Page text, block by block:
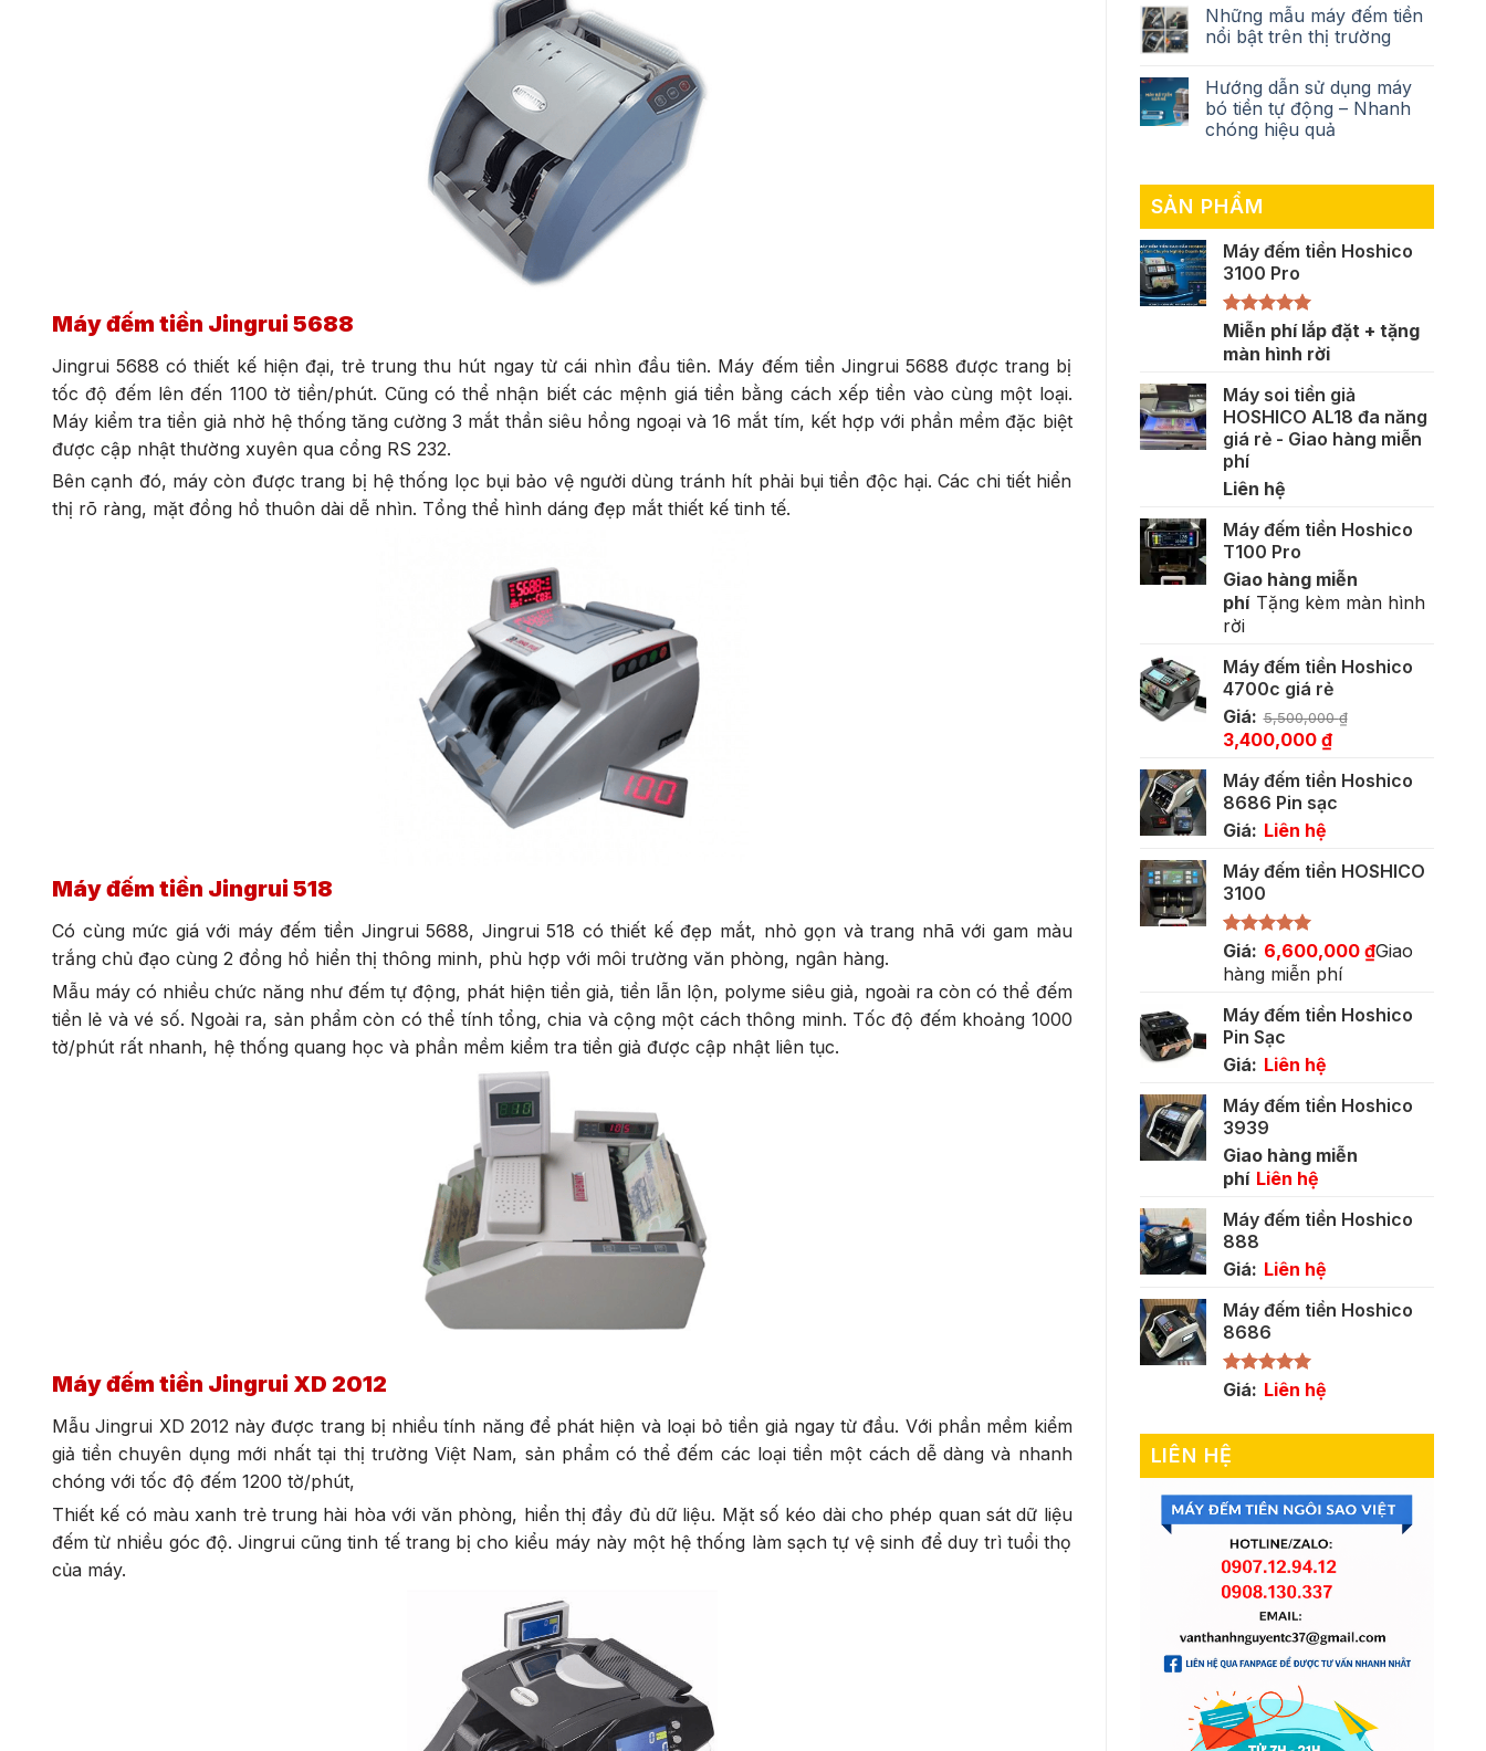
Máy đếm tiền Jingrui 5688
Jingrui 5688 có thiết kế hiện đại, trẻ trung thu hút ngay từ cái nhìn đầu tiên. Máy đếm tiền Jingrui 5688 được trang bị
tốc độ đếm lên đến 1100 tờ tiền/phút. Cũng có thể nhận biết các mệnh giá tiền bằng cách xếp tiền vào cùng một loại.
Máy kiểm tra tiền giả nhờ hệ thống tăng cường 3 mắt thần siêu hồng ngoại và 16 mắt tím, kết hợp với phần mềm đặc biệt
được cập nhật thường xuyên qua cổng RS 232.
Bên cạnh đó, máy còn được trang bị hệ thống lọc bụi bảo vệ người dùng tránh hít phải bụi tiền độc hại. Các chi tiết hiển
thị rõ ràng, mặt đồng hồ thuôn dài dễ nhìn. Tổng thể hình dáng đẹp mắt thiết kế tinh tế.
Máy đếm tiền Jingrui 518
Có cùng mức giá với máy đếm tiền Jingrui 5688, Jingrui 518 có thiết kế đẹp mắt, nhỏ gọn và trang nhã với gam màu
trắng chủ đạo cùng 2 đồng hồ hiển thị thông minh, phù hợp với môi trường văn phòng, ngân hàng.
Mẫu máy có nhiều chức năng như đếm tự động, phát hiện tiền giả, tiền lẫn lộn, polyme siêu giả, ngoài ra còn có thể đếm
tiền lẻ và vé số. Ngoài ra, sản phẩm còn có thể tính tổng, chia và cộng một cách thông minh. Tốc độ đếm khoảng 1000
tờ/phút rất nhanh, hệ thống quang học và phần mềm kiểm tra tiền giả được cập nhật liên tục.
Máy đếm tiền Jingrui XD 2012
Mẫu Jingrui XD 2012 này được trang bị nhiều tính năng để phát hiện và loại bỏ tiền giả ngay từ đầu. Với phần mềm kiểm
giả tiền chuyên dụng mới nhất tại thị trường Việt Nam, sản phẩm có thể đếm các loại tiền một cách dễ dàng và nhanh
chóng với tốc độ đếm 1200 tờ/phút,
Thiết kế có màu xanh trẻ trung hài hòa với văn phòng, hiển thị đầy đủ dữ liệu. Mặt số kéo dài cho phép quan sát dữ liệu
đếm từ nhiều góc độ. Jingrui cũng tinh tế trang bị cho kiểu máy này một hệ thống làm sạch tự vệ sinh để duy trì tuổi thọ
của máy.
Những mẫu máy đếm tiền
nổi bật trên thị trường
Hướng dẫn sử dụng máy
bó tiền tự động – Nhanh
chóng hiệu quả
SẢN PHẨM
Máy đếm tiền Hoshico
3100 Pro
Được xếp
hạng 5.00
5 sao
Miễn phí lắp đặt + tặng
màn hình rời
Máy soi tiền giả
HOSHICO AL18 đa năng
giá rẻ - Giao hàng miễn
phí
Liên hệ
Máy đếm tiền Hoshico
T100 Pro
Giao hàng miễn
phí Tặng kèm màn hình
rời
Máy đếm tiền Hoshico
4700c giá rẻ
Giá: 5,500,000₫
Giá
là:
5,500,000 ₫.
3,400,000 ₫Giá
tại
là:
Máy đếm tiền Hoshico
8686 Pin sạc
Giá: Liên hệ
Máy đếm tiền HOSHICO
3100
Được xếp
hạng
5.00
5 sao
Giá: 6,600,000 ₫Giao
hàng miễn phí
Máy đếm tiền Hoshico
Pin Sạc
Giá: Liên hệ
Máy đếm tiền Hoshico
3939
Giao hàng miễn
phí Liên hệ
Máy đếm tiền Hoshico
888
Giá: Liên hệ
Máy đếm tiền Hoshico
8686
Được xếp
Giá: Liên hệ
LIÊN HỆ